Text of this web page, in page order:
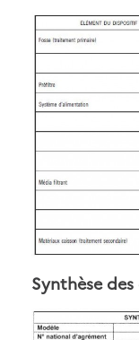
Synthèse